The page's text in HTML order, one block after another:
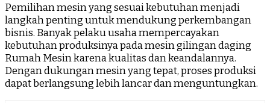
Pemilihan mesin yang sesuai kebutuhan menjadi
langkah penting untuk mendukung perkembangan
bisnis. Banyak pelaku usaha mempercayakan
kebutuhan produksinya pada mesin gilingan daging
Rumah Mesin karena kualitas dan keandalannya.
Dengan dukungan mesin yang tepat, proses produksi
dapat berlangsung lebih lancar dan menguntungkan.